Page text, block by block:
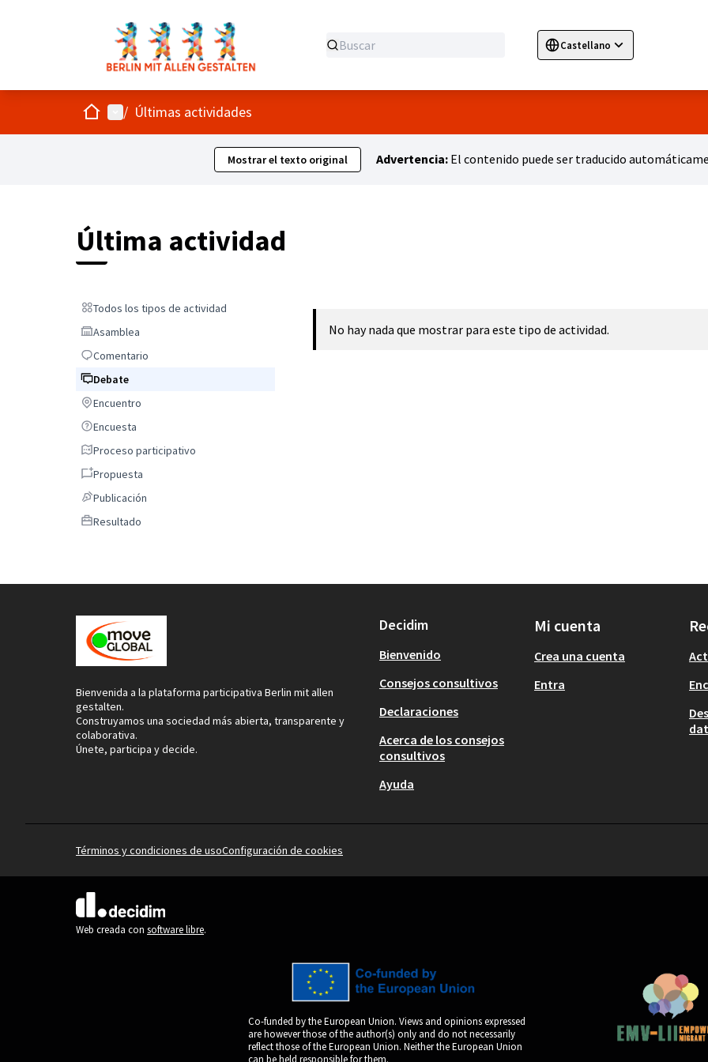
Castellano
Sprache wählenChoose language
InicioMenú principal
/ Últimas actividades
Mostrar el texto original Advertencia:El contenido puede ser traducido
Última actividad
Todos los tipos de actividad
Todos los tipos de actividad
Asamblea
Asamblea
Comentario
Comentario
DebateDebate
Encuentro
Encuentro
Encuesta
Encuesta
Proceso participativo
Proceso participativo
Propuesta
Propuesta
Publicación
Publicación
Resultado
Resultado
No hay nada que mostrar para este tipo de actividad.
Bienvenida a la plataforma participativa Berlin mit allen
gestalten.
Construyamos una sociedad más abierta, transparente y
colaborativa.
Únete, participa y decide.
Decidim
Bienvenido
Consejos consultivos
Declaraciones
Acerca de los consejos
consultivos
Ayuda
Mi cuenta
Crea una cuenta
Entra
Términos y condiciones de usoConfiguración de cookies
(Enlace externo)
Web creada con software libre.
Co-funded by the European Union. Views and opinions expressed
are however those of the author(s) only and do not necessarily
reflect those of the European Union. Neither the European Union
can be held responsible for them.